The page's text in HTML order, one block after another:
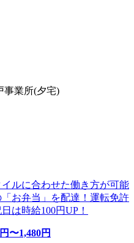
事業所(夕宅)
ルに合わせた働き方が可能
お弁当」を配達！運転免許
は時給100円UP！
円〜1,480円